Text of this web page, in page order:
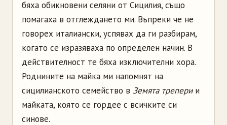
бяха обикновени селяни от Сицилия, също
помагаха в отглеждането ми. Въпреки че не
говорех италиански, успявах да ги разбирам,
когато се изразяваха по определен начин. В
действителност те бяха изключителни хора.
Роднините на майка ми напомнят на
сицилианското семейство в Земята треперии
майката, която се гордее с всичките си
синове.